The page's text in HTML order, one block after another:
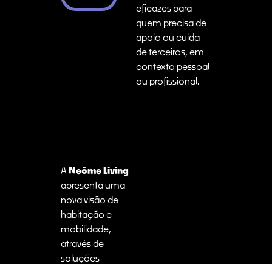
eficazes para
quem precisa de
apoio ou cuida
de terceiros, em
contexto pessoal
ou profissional.
A Neôme Living
apresenta uma
nova visão de
habitação e
mobilidade,
através de
soluções